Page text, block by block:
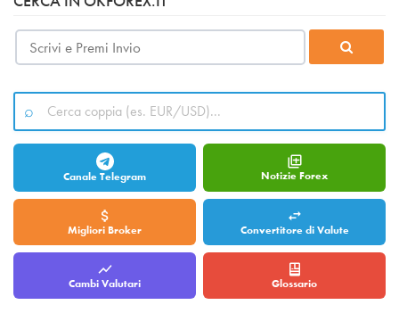
Canale Telegram Notizie Forex
Migliori Broker Convertitore di Valute
Cambi Valutari Glossario